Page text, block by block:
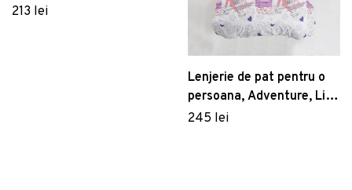
Ranforce
213 lei
Lenjerie de pat pentru o
persoana, Adventure, Life
Style, Bumbac Ranforce
245 lei